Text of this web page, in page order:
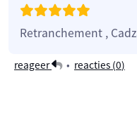
Retranchement ,
reageer • reacties (0)